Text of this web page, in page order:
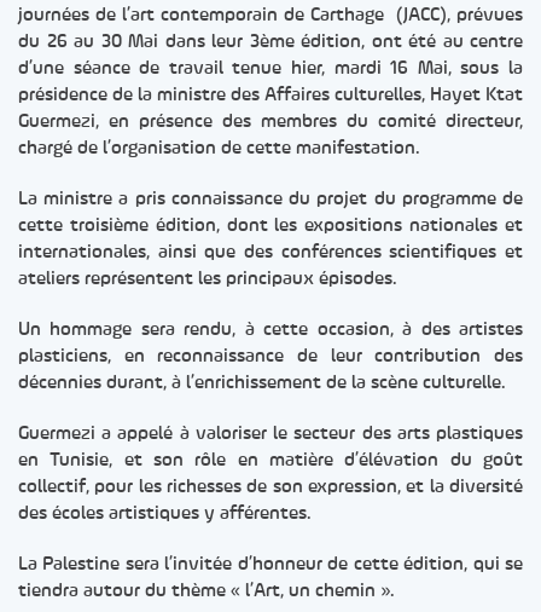
journées de l’art contemporain de Carthage (JACC), prévues
du 26 au 30 Mai dans leur 3ème édition, ont été au centre
d’une séance de travail tenue hier, mardi 16 Mai, sous la
présidence de la ministre des Affaires culturelles, Hayet Ktat
Guermezi, en présence des membres du comité directeur,
chargé de l’organisation de cette manifestation.
La ministre a pris connaissance du projet du programme de
cette troisième édition, dont les expositions nationales et
internationales, ainsi que des conférences scientifiques et
ateliers représentent les principaux épisodes.
Un hommage sera rendu, à cette occasion, à des artistes
plasticiens, en reconnaissance de leur contribution des
décennies durant, à l’enrichissement de la scène culturelle.
Guermezi a appelé à valoriser le secteur des arts plastiques
en Tunisie, et son rôle en matière d’élévation du goût
collectif, pour les richesses de son expression, et la diversité
des écoles artistiques y afférentes.
La Palestine sera l’invitée d’honneur de cette édition, qui se
tiendra autour du thème « l’Art, un chemin ».